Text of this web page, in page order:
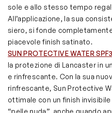
sole e allo stesso tempo
All’applicazione, la sua
siero, si fonde
piacevole finish satinato.
SUN PROTECTIVE WATER
la protezione di Lancaster in
e rinfrescante. Con la sua
rinfrescante, Sun Protective
ottimale con un finish
“pelle nuda”, anche quando